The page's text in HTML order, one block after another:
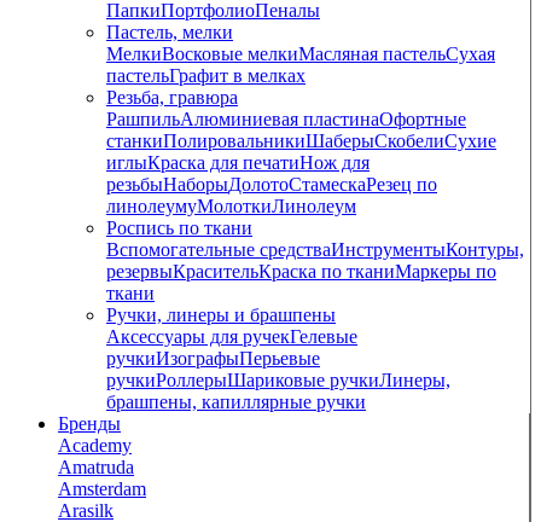
ПапкиПортфолиоПеналы
Пастель, мелки
МелкиВосковые мелкиМасляная пастельСухая
пастельГрафит в мелках
Резьба, гравюра
РашпильАлюминиевая пластинаОфортные
станкиПолировальникиШаберыСкобелиСухие
иглыКраска для печатиНож для
резьбыНаборыДолотоСтамескаРезец по
линолеумуМолоткиЛинолеум
Роспись по ткани
Вспомогательные средстваИнструментыКонтуры,
резервыКрасительКраска по тканиМаркеры по
ткани
Ручки, линеры и брашпены
Аксессуары для ручекГелевые
ручкиИзографыПерьевые
ручкиРоллерыШариковые ручкиЛинеры,
брашпены, капиллярные ручки
Бренды
Academy
Amatruda
Amsterdam
Arasilk